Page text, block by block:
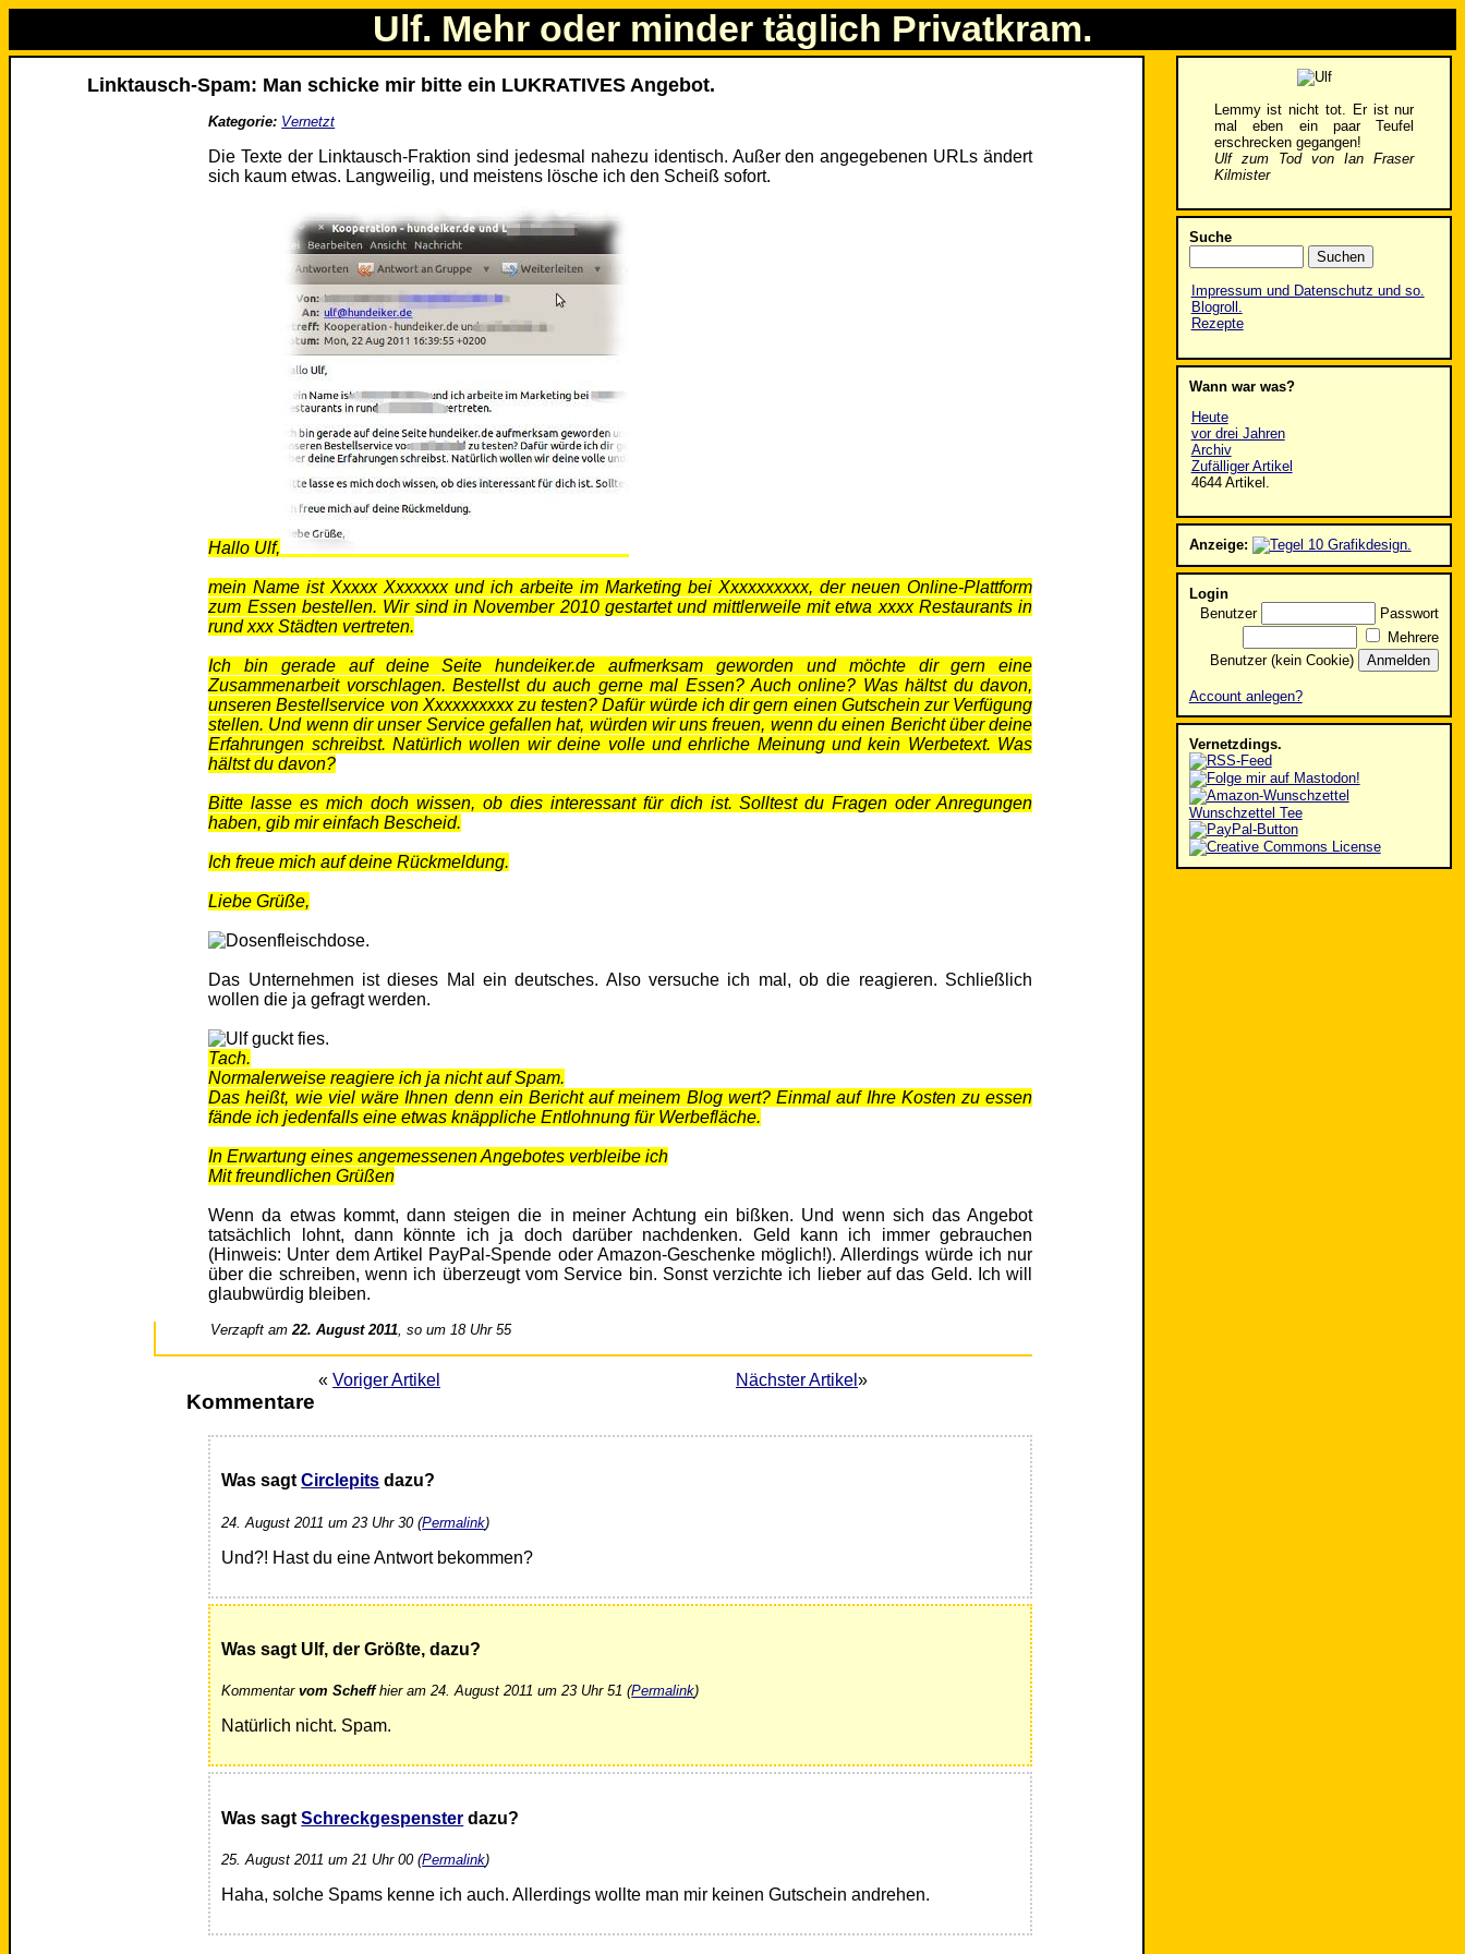
Ulf. Mehr oder minder täglich Privatkram.
Linktausch-Spam: Man schicke mir bitte ein LUKRATIVES Angebot.
Kategorie: Vernetzt
Die Texte der Linktausch-Fraktion sind jedesmal nahezu identisch. Außer den angegebenen URLs ändert
sich kaum etwas. Langweilig, und meistens lösche ich den Scheiß sofort.
Hallo Ulf,
mein Name ist Xxxxx Xxxxxxx und ich arbeite im Marketing bei Xxxxxxxxxx, der neuen Online-Plattform
zum Essen bestellen. Wir sind in November 2010 gestartet und mittlerweile mit etwa xxxx Restaurants in
rund xxx Städten vertreten.
Ich bin gerade auf deine Seite hundeiker.de aufmerksam geworden und möchte dir gern eine
Zusammenarbeit vorschlagen. Bestellst du auch gerne mal Essen? Auch online? Was hältst du davon,
unseren Bestellservice von Xxxxxxxxxx zu testen? Dafür würde ich dir gern einen Gutschein zur Verfügung
stellen. Und wenn dir unser Service gefallen hat, würden wir uns freuen, wenn du einen Bericht über deine
Erfahrungen schreibst. Natürlich wollen wir deine volle und ehrliche Meinung und kein Werbetext. Was
hältst du davon?
Bitte lasse es mich doch wissen, ob dies interessant für dich ist. Solltest du Fragen oder Anregungen
haben, gib mir einfach Bescheid.
Ich freue mich auf deine Rückmeldung.
Liebe Grüße,
Das Unternehmen ist dieses Mal ein deutsches. Also versuche ich mal, ob die reagieren. Schließlich
wollen die ja gefragt werden.
Tach.
Normalerweise reagiere ich ja nicht auf Spam.
Das heißt, wie viel wäre Ihnen denn ein Bericht auf meinem Blog wert? Einmal auf Ihre Kosten zu essen
fände ich jedenfalls eine etwas knäppliche Entlohnung für Werbefläche.
In Erwartung eines angemessenen Angebotes verbleibe ich
Mit freundlichen Grüßen
Wenn da etwas kommt, dann steigen die in meiner Achtung ein bißken. Und wenn sich das Angebot
tatsächlich lohnt, dann könnte ich ja doch darüber nachdenken. Geld kann ich immer gebrauchen
(Hinweis: Unter dem Artikel PayPal-Spende oder Amazon-Geschenke möglich!). Allerdings würde ich nur
über die schreiben, wenn ich überzeugt vom Service bin. Sonst verzichte ich lieber auf das Geld. Ich will
glaubwürdig bleiben.
Verzapft am22. August 2011, so um 18 Uhr 55
« Voriger Artikel Nächster Artikel »
Kommentare
Was sagtCirclepits dazu?
24. August 2011 um 23 Uhr 30 (Permalink)
Und?! Hast du eine Antwort bekommen?
Was sagt Ulf, der Größte, dazu?
Kommentarvom Scheffhier am 24. August 2011 um 23 Uhr 51 (Permalink)
Natürlich nicht. Spam.
Was sagtSchreckgespenster dazu?
25. August 2011 um 21 Uhr 00 (Permalink)
Haha, solche Spams kenne ich auch. Allerdings wollte man mir keinen Gutschein andrehen.
Lemmy ist nicht tot. Er ist nur
mal eben ein paar Teufel
erschrecken gegangen!
Ulf zum Tod von Ian Fraser
Kilmister
Suche
Impressum und Datenschutz und so.
Blogroll.
Rezepte
Wann war was?
Heute
vor drei Jahren
Archiv
Zufälliger Artikel
4644 Artikel.
Anzeige:
Login
Benutzer
Passwort
Mehrere
Benutzer (kein Cookie)
Account anlegen?
Vernetzdings.
Wunschzettel Tee